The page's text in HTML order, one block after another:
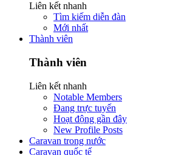
Liên kết nhanh
Tìm kiếm diễn đàn
Mới nhất
Thành viên
Thành viên
Liên kết nhanh
Notable Members
Đang trực tuyến
Hoạt động gần đây
New Profile Posts
Caravan trong nước
Caravan quốc tế